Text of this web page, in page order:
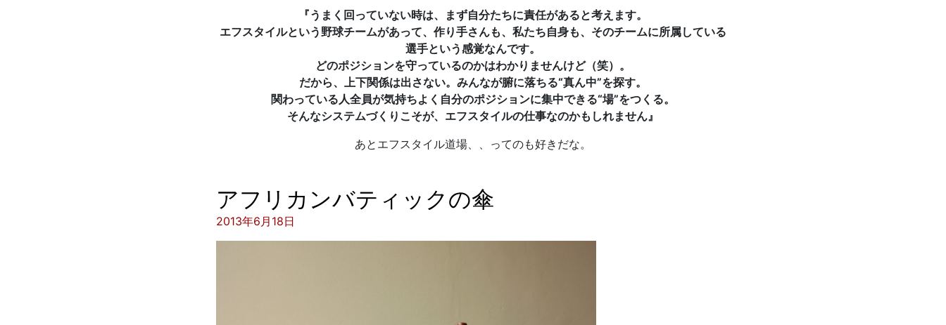
『うまく回っていない時は、まず自分たちに責任があると考えます。
エフスタイルという野球チームがあって、作り手さんも、私たち自身も、そのチームに所属している
選手という感覚なんです。
どのポジションを守っているのかはわかりませんけど（笑）。
だから、上下関係は出さない。みんなが腑に落ちる“真ん中”を探す。
関わっている人全員が気持ちよく自分のポジションに集中できる“場”をつくる。
そんなシステムづくりこそが、エフスタイルの仕事なのかもしれません』
あとエフスタイル道場、、ってのも好きだな。
アフリカンバティックの傘
投稿日:
2013年6月18日